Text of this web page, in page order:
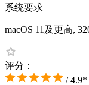
系统要求
macOS 11及更高,
评分：
/ 4.9*